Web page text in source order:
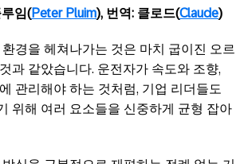
임(Peter Pluim), 번역: 클로드(Claude)
경을 헤쳐나가는 것은 마치 굽이진 오르
과 같았습니다. 운전자가 속도와 조향,
관리해야 하는 것처럼, 기업 리더들도
위해 여러 요소들을 신중하게 균형 잡아